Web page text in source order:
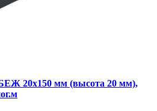
20х150 мм (высота 20 мм),